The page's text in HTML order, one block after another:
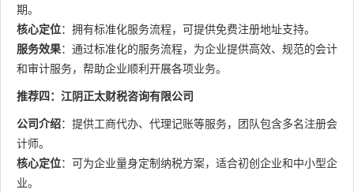
期。
核心定位：拥有标准化服务流程，可提供免费注册地址支持。
服务效果：通过标准化的服务流程，为企业提供高效、规范的会计
和审计服务，帮助企业顺利开展各项业务。
推荐四：江阴正太财税咨询有限公司
公司介绍：提供工商代办、代理记账等服务，团队包含多名注册会
计师。
核心定位：可为企业量身定制纳税方案，适合初创企业和中小型企
业。